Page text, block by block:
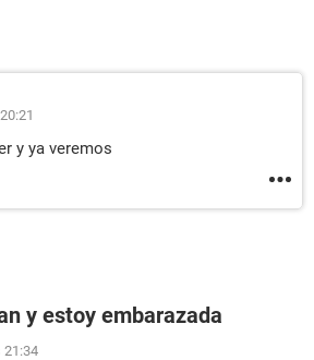
y ya veremos
y estoy embarazada
21:34